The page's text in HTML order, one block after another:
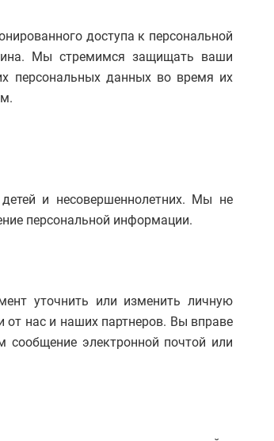
доступа к персональной
Мы стремимся защищать ваши
персональных данных во время их
и несовершеннолетних. Мы не
персональной информации.
уточнить или изменить личную
нас и наших партнеров. Вы вправе
электронной почтой или